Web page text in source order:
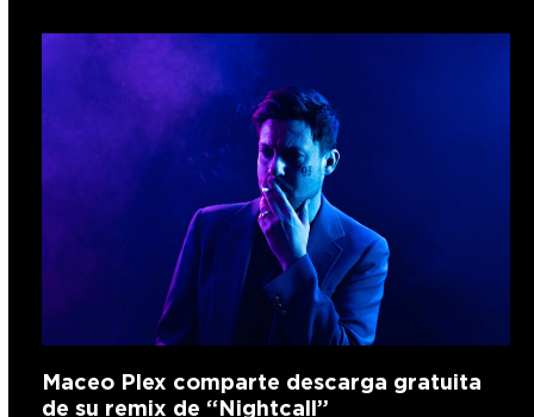
Maceo Plex comparte descarga gratuita
de su remix de “Nightcall”